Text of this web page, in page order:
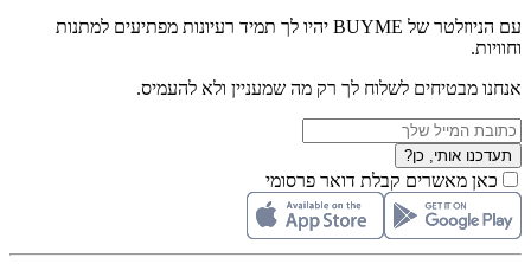
עם הניוזלטר של BUYME יהיו לך תמיד רעיונות מפתיעים למתנות
וחוויות.
אנחנו מבטיחים לשלוח לך רק מה שמעניין ולא להעמיס.
תעדכנו אותי, כן?
כאן מאשרים קבלת דואר פרסומי